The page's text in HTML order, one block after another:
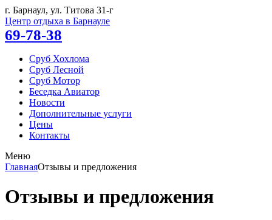
г. Барнаул, ул. Титова 31-г
Центр отдыха в Барнауле
69-78-38
Сруб Хохлома
Сруб Лесной
Сруб Мотор
Беседка Авиатор
Новости
Дополнительные услуги
Цены
Контакты
Меню
ГлавнаяОтзывы и предложения
Отзывы и предложения